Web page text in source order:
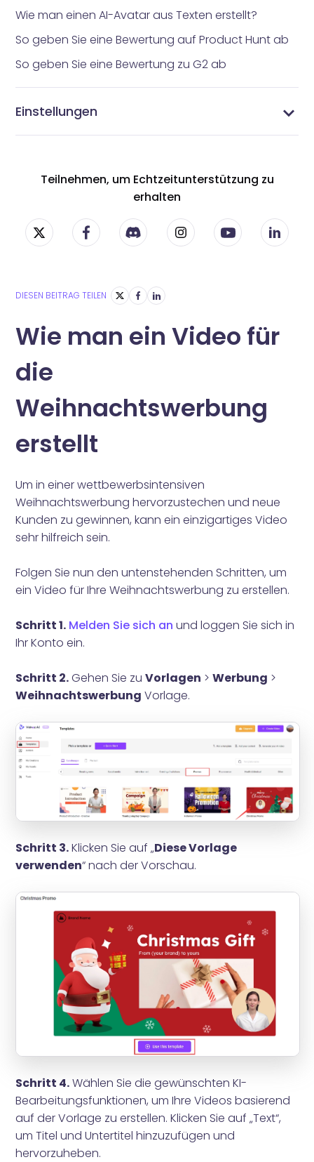
Wie man einen AI-Avatar aus Texten erstellt?
So geben Sie eine Bewertung auf Product Hunt ab
So geben Sie eine Bewertung zu G2 ab
Einstellungen
Teilnehmen, um Echtzeitunterstützung zu
erhalten
DIESEN BEITRAG TEILEN
Wie man ein Video für
die
Weihnachtswerbung
erstellt
Um in einer wettbewerbsintensiven
Weihnachtswerbung hervorzustechen und neue
Kunden zu gewinnen, kann ein einzigartiges Video
sehr hilfreich sein.
Folgen Sie nun den untenstehenden Schritten, um
ein Video für Ihre Weihnachtswerbung zu erstellen.
Schritt 1. Melden Sie sich an und loggen Sie sich in
Ihr Konto ein.
Schritt 2.Gehen Sie zuVorlagen >Werbung >
Weihnachtswerbung Vorlage.
Schritt 3.Klicken Sie auf „Diese Vorlage
verwenden“ nach der Vorschau.
Schritt 4.Wählen Sie die gewünschten KI-
Bearbeitungsfunktionen, um Ihre Videos basierend
auf der Vorlage zu erstellen. Klicken Sie auf „Text“,
um Titel und Untertitel hinzuzufügen und
hervorzuheben.